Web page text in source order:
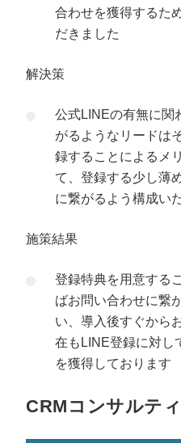
合わせを獲得するた
だきました
解決策
公式LINEの有無に関
がるようなリードは
録することによるメ
て、登録する少し薄
に繋がるよう構成い
施策結果
登録特典を用意する
ばお問い合わせに繋
い、導入後すぐから
在もLINE登録に対し
を獲得しております
CRMコンサルテ